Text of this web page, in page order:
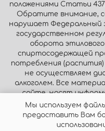
положениями Статьи
Обратите внимание,
нарушает Федеральный
государственном
оборота
спиртосодержащей
потребления (распития)
не осуществляем
алкоголем. Все
сайте, носят
являются
© Интернет-магазин
Мы используем
предоставить Вам